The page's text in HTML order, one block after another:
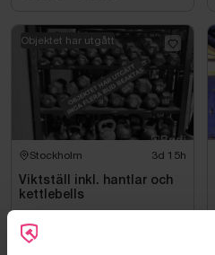
Stockholm 3d 15h
Viktställ inkl. hantlar och
kettlebells
5 050 kr
Objektet har utgått